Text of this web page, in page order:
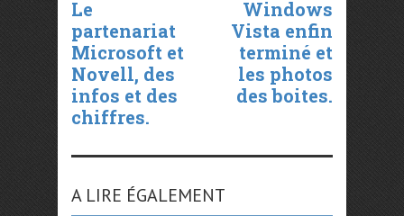
Le
partenariat
Microsoft et
Novell, des
infos et des
chiffres.
Windows
Vista enfin
terminé et
les photos
des boites.
A LIRE ÉGALEMENT